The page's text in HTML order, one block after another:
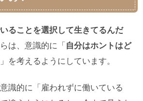
ることを選択して生きてるんだ
は、意識的に「 自分はホントはど
」を考えるようにしています。
識的に「雇われずに働いている